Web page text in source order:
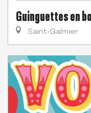
Guinguettes en
Saint-Galmier